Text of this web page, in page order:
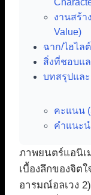
งานสร้า
Value)
ฉาก/ไฮไล
สิ่งที่ชอบแ
บทสรุปแล
คะแนน
คำแนะน
ภาพยนตร์แอนิเ
เบื้องลึกของจิต
อารมณ์อลเวง